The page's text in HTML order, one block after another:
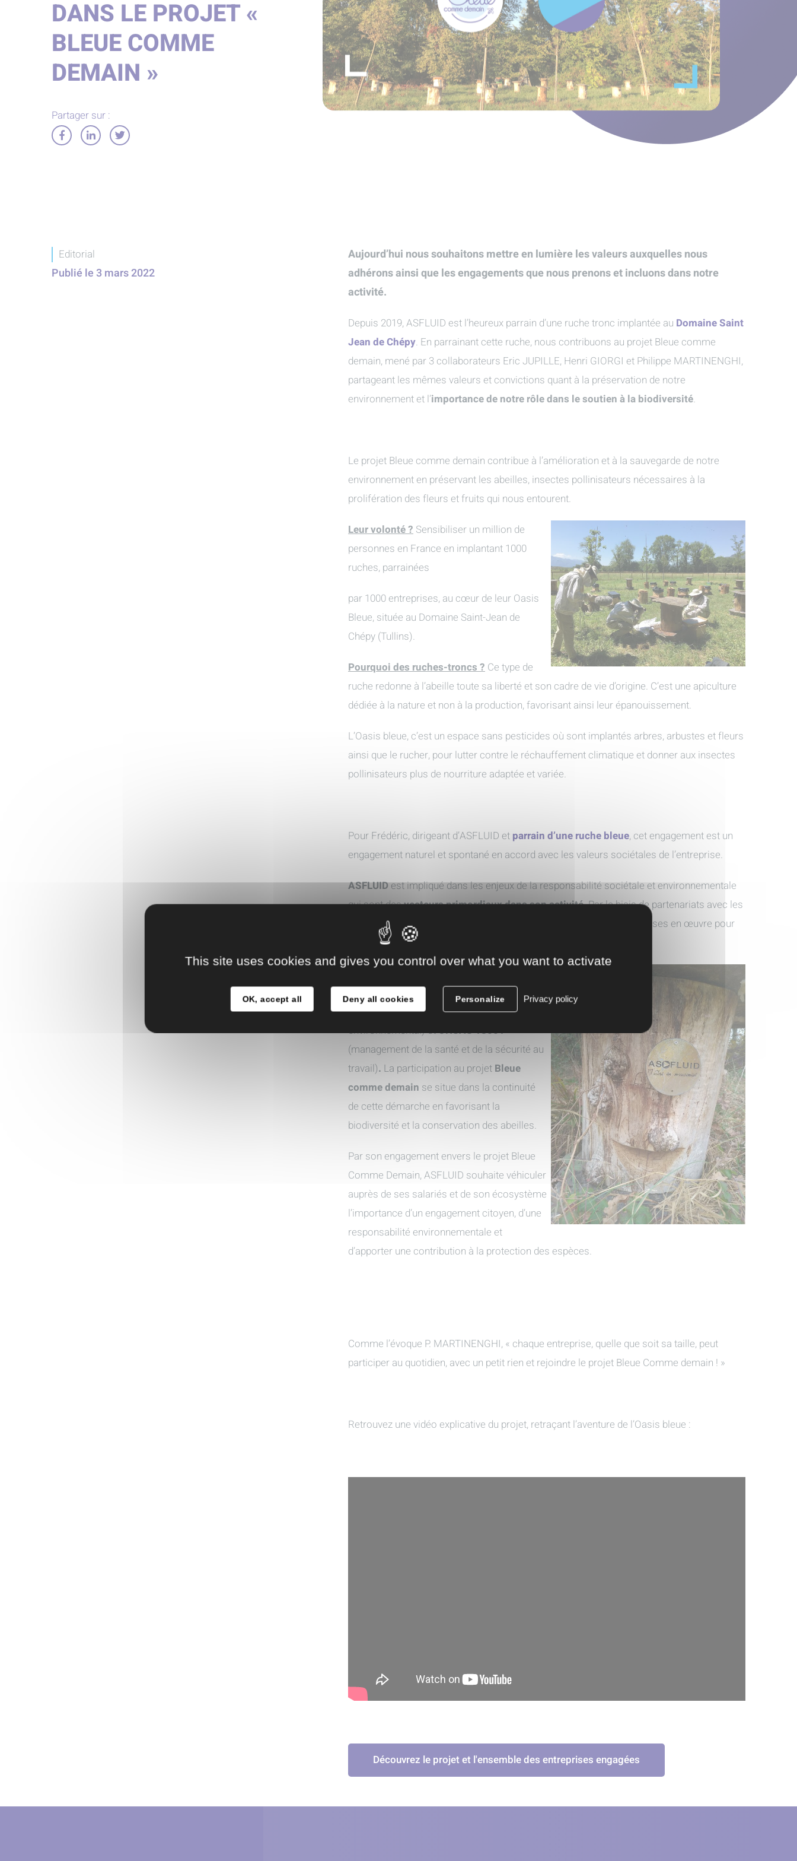
DANS LE PROJET «
BLEUE COMME
DEMAIN »
Partager sur :
PartagerPartagerPartager
Editorial
Publié le 3 mars 2022
Aujourd’hui nous souhaitons mettre en lumière les valeurs auxquelles nous
adhérons ainsi que les engagements que nous prenons et incluons dans notre
activité.
Depuis 2019, ASFLUID est l’heureux parrain d’une ruche tronc implantée au Domaine Saint
Jean de Chépy. En parrainant cette ruche, nous contribuons au projet Bleue comme
demain, mené par 3 collaborateurs Eric JUPILLE, Henri GIORGI et Philippe MARTINENGHI,
partageant les mêmes valeurs et convictions quant à la préservation de notre
environnement et l’importance de notre rôle dans le soutien à la biodiversité.
Le projet Bleue comme demain contribue à l’amélioration et à la sauvegarde de notre
environnement en préservant les abeilles, insectes pollinisateurs nécessaires à la
prolifération des fleurs et fruits qui nous entourent.
Leur volonté ? Sensibiliser un million de
personnes en France en implantant 1000
ruches, parrainées
par 1000 entreprises, au cœur de leur Oasis
Bleue, située au Domaine Saint-Jean de
Chépy (Tullins).
Pourquoi des ruches-troncs ? Ce type de
ruche redonne à l’abeille toute sa liberté et son cadre de vie d’origine. C’est une apiculture
dédiée à la nature et non à la production, favorisant ainsi leur épanouissement.
L’Oasis bleue, c’est un espace sans pesticides où sont implantés arbres, arbustes et fleurs
ainsi que le rucher, pour lutter contre le réchauffement climatique et donner aux insectes
pollinisateurs plus de nourriture adaptée et variée.
Pour Frédéric, dirigeant d’ASFLUID et parrain d’une ruche bleue, cet engagement est un
engagement naturel et spontané en accord avec les valeurs sociétales de l’entreprise.
ASFLUIDest impliqué dans les enjeux de la responsabilité sociétale et environnementale
qui sont desvecteurs primordiaux dans son activité. Par le biais de partenariats avec les
constructeurs de pompes, nous adhérons aux démarches qui sont mises en œuvre pour
apporter des solutions industrielles qui
durable. Nos partenaires sont, pour la
majorité, certifiés
ISO 14001(management
environnemental) etOHSAS 18001
(management de la santé et de la sécurité au
travail). La participation au projet Bleue
comme demain se situe dans la continuité
de cette démarche en favorisant la
biodiversité et la conservation des abeilles.
Par son engagement envers le projet Bleue
Comme Demain, ASFLUID souhaite véhiculer
auprès de ses salariés et de son écosystème
l’importance d’un engagement citoyen, d’une
responsabilité environnementale et
d’apporter une contribution à la protection des espèces.
Comme l’évoque P. MARTINENGHI, « chaque entreprise, quelle que soit sa taille, peut
participer au quotidien, avec un petit rien et rejoindre le projet Bleue Comme demain ! »
Retrouvez une vidéo explicative du projet, retraçant l’aventure de l’Oasis bleue :
Découvrez le projet et l'ensemble des entreprises engagées
This site uses cookies and gives you control over what you want to activate
OK, accept all Deny all cookies Personalize Privacy policy